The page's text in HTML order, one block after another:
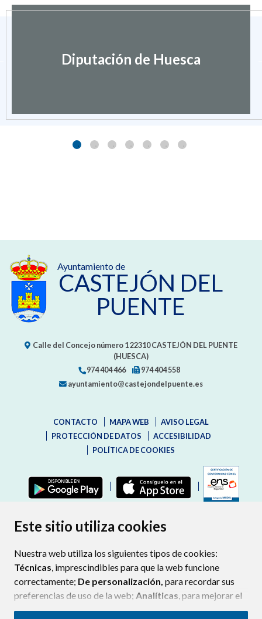
Este sitio utiliza cookies
Nuestra web utiliza los siguientes tipos de cookies:
Técnicas, imprescindibles para que la web funcione
correctamente; De personalización, para recordar sus
preferencias de uso de la web; Analíticas, para mejorar el
funcionamiento de la web y sus servicios.
Diputación de Huesca
Ayuntamiento de
CASTEJÓN DEL
PUENTE
Calle del Concejo número 122310CASTEJÓN DEL PUENTE
(HUESCA)
974 404 466
974 404 558
ayuntamiento@castejondelpuente.es
CONTACTO MAPA WEB
AVISO LEGAL
PROTECCIÓN DE DATOS
ACCESIBILIDAD
POLÍTICA DE COOKIES